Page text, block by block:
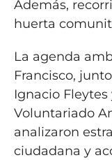
Además,
huerta
La agenda
Francisco,
Ignacio
Voluntariado
analizaron
ciudadana y